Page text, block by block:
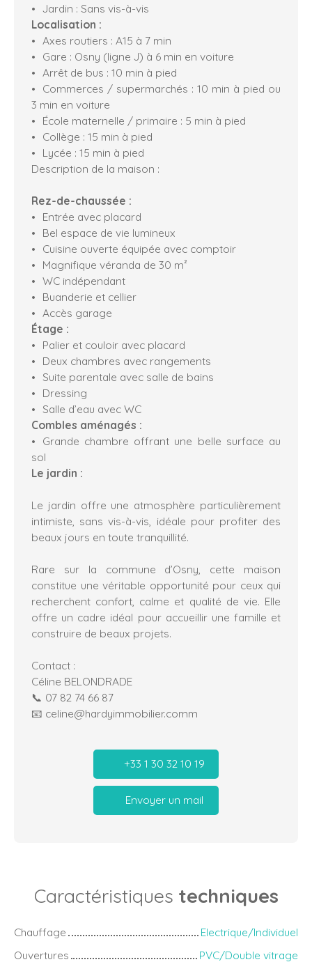
Jardin : Sans vis-à-vis
Localisation :
Axes routiers : A15 à 7 min
Gare : Osny (ligne J) à 6 min en voiture
Arrêt de bus : 10 min à pied
Commerces / supermarchés : 10 min à pied ou
3 min en voiture
École maternelle / primaire : 5 min à pied
Collège : 15 min à pied
Lycée : 15 min à pied
Description de la maison :
Rez-de-chaussée :
Entrée avec placard
Bel espace de vie lumineux
Cuisine ouverte équipée avec comptoir
Magnifique véranda de 30 m²
WC indépendant
Buanderie et cellier
Accès garage
Étage :
Palier et couloir avec placard
Deux chambres avec rangements
Suite parentale avec salle de bains
Dressing
Salle d’eau avec WC
Combles aménagés :
Grande chambre offrant une belle surface au
sol
Le jardin :
Le jardin offre une atmosphère particulièrement
intimiste, sans vis-à-vis, idéale pour profiter des
beaux jours en toute tranquillité.
Rare sur la commune d’Osny, cette maison
constitue une véritable opportunité pour ceux qui
recherchent confort, calme et qualité de vie. Elle
offre un cadre idéal pour accueillir une famille et
construire de beaux projets.
Contact :
Céline BELONDRADE
📞 07 82 74 66 87
📧 celine@hardyimmobilier.comm
+33 1 30 32 10 19
Envoyer un mail
Caractéristiques techniques
Chauffage
Electrique/Individuel
Ouvertures
PVC/Double vitrage